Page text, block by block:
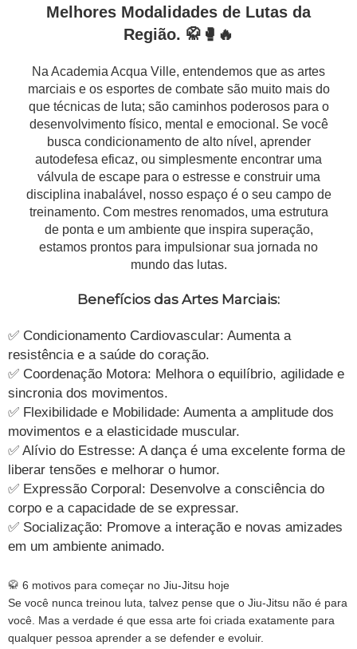
Melhores Modalidades de Lutas da
Região. 🥋🥊🔥
Na Academia Acqua Ville, entendemos que as artes
marciais e os esportes de combate são muito mais do
que técnicas de luta; são caminhos poderosos para o
desenvolvimento físico, mental e emocional. Se você
busca condicionamento de alto nível, aprender
autodefesa eficaz, ou simplesmente encontrar uma
válvula de escape para o estresse e construir uma
disciplina inabalável, nosso espaço é o seu campo de
treinamento. Com mestres renomados, uma estrutura
de ponta e um ambiente que inspira superação,
estamos prontos para impulsionar sua jornada no
mundo das lutas.
Benefícios das Artes Marciais:
✅ Condicionamento Cardiovascular: Aumenta a
resistência e a saúde do coração.
✅ Coordenação Motora: Melhora o equilíbrio, agilidade e
sincronia dos movimentos.
✅ Flexibilidade e Mobilidade: Aumenta a amplitude dos
movimentos e a elasticidade muscular.
✅ Alívio do Estresse: A dança é uma excelente forma de
liberar tensões e melhorar o humor.
✅ Expressão Corporal: Desenvolve a consciência do
corpo e a capacidade de se expressar.
✅ Socialização: Promove a interação e novas amizades
em um ambiente animado.
🥋 6 motivos para começar no Jiu-Jitsu hoje
Se você nunca treinou luta, talvez pense que o Jiu-Jitsu não é para
você. Mas a verdade é que essa arte foi criada exatamente para
qualquer pessoa aprender a se defender e evoluir.